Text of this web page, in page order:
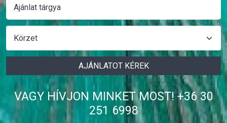
AJÁNLATOT KÉREK
VAGY HÍVJON MINKET MOST! +36 30
251 6998